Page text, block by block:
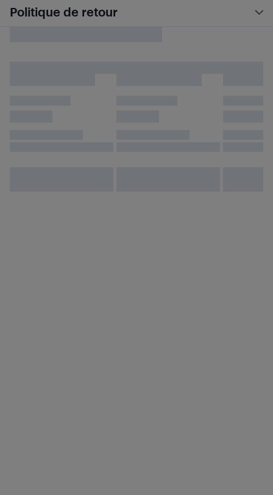
Politique de retour